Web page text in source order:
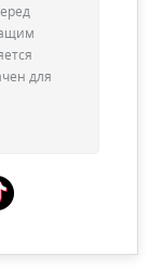
для